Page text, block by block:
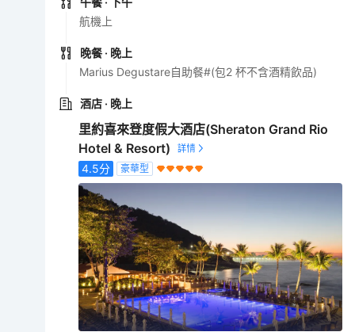
航機上
晚餐 · 晚上
Marius Degustare自助餐#(包2 杯不含酒精飲品)
酒店 · 晚上
里約喜來登度假大酒店(Sheraton Grand Rio
Hotel & Resort)
4.5分 豪華型